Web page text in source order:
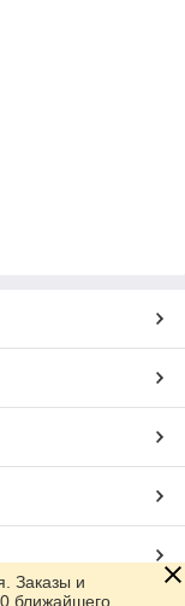
Заказы и
ближайшего